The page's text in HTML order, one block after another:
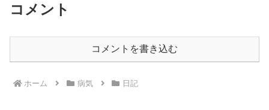
コメント
コメントを書き込む
ホーム 病気 日記